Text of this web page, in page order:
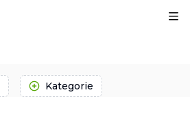
Kategorie